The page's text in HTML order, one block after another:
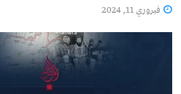
فبروري 11, 2024